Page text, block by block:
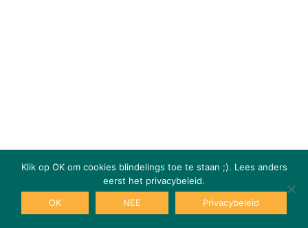
Klik op OK om cookies blindelings toe te staan ;). Lees anders
eerst het privacybeleid.
OK
NEE Privacybeleid